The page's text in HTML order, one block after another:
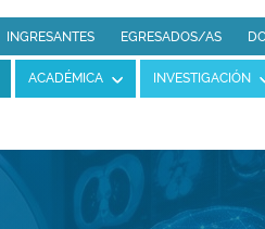
INGRESANTES EGRESADOS/AS
ACADÉMICA INVESTIGACIÓN